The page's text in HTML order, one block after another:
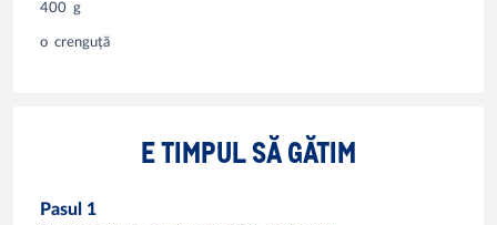
400 g
o crenguță
E TIMPUL SĂ GĂTIM
Pasul 1